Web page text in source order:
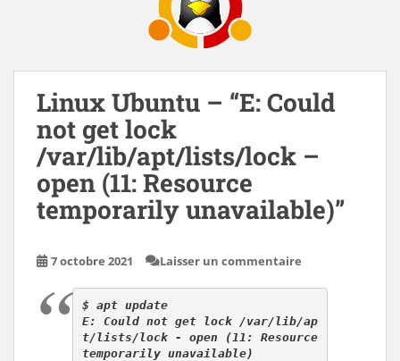
Linux Ubuntu – “E: Could
not get lock
/var/lib/apt/lists/lock –
open (11: Resource
temporarily unavailable)”
7 octobre 2021 Laisser un commentaire
$ apt update
E: Could not get lock /var/lib/ap
t/lists/lock - open (11: Resource
temporarily unavailable)